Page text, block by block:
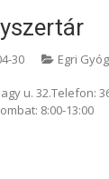
30 Egri
u. 32.Telefon:
8:00-13:00